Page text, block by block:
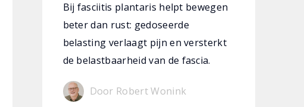
Bij fasciitis plantaris helpt bewegen
beter dan rust: gedoseerde
belasting verlaagt pijn en versterkt
de belastbaarheid van de fascia.
Door Robert Wonink